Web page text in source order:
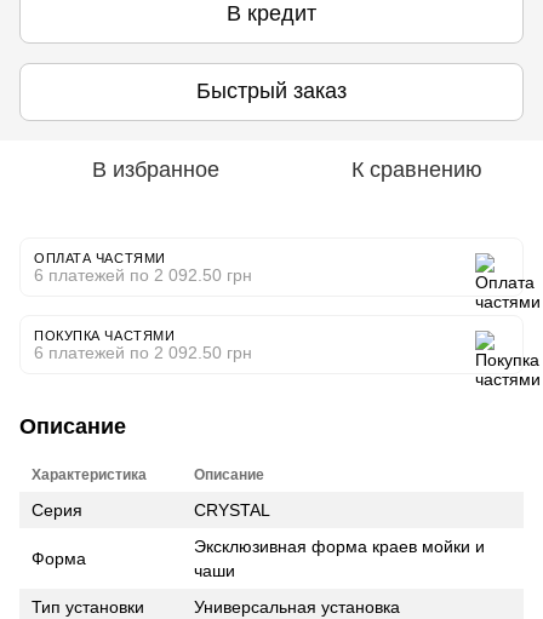
В кредит
Быстрый заказ
В избранное К сравнению
ОПЛАТА ЧАСТЯМИ
6 платежей по 2 092.50 грн
ПОКУПКА ЧАСТЯМИ
6 платежей по 2 092.50 грн
Описание
Характеристика Описание
Серия CRYSTAL
Форма
Эксклюзивная форма краев мойки и
чаши
Тип установки
Универсальная установка